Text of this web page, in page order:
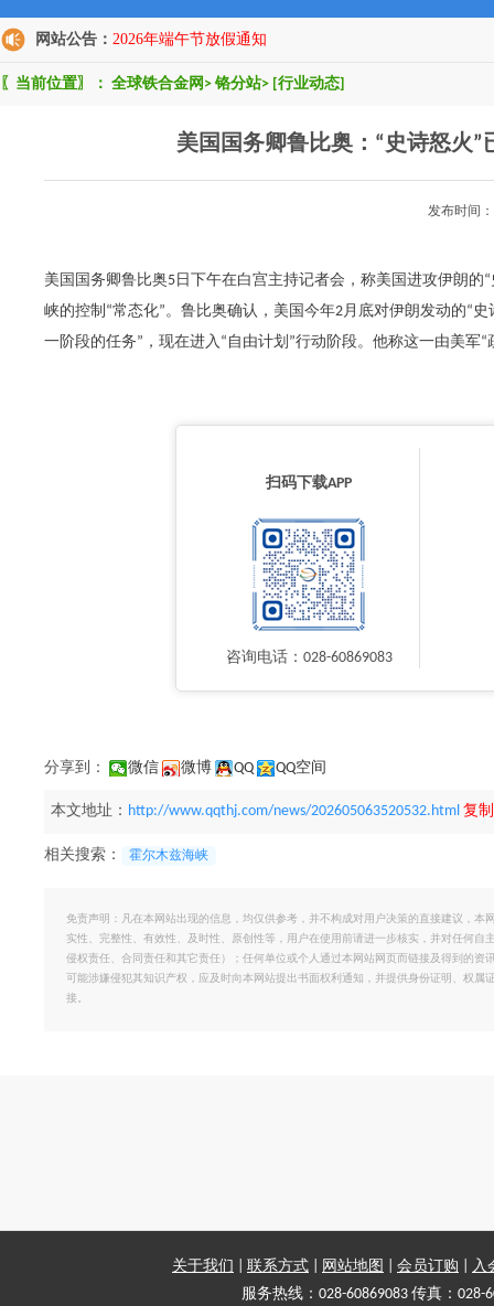
网站公告： 2026年端午节放假通知
〖当前位置〗： 全球铁合金网 > 铬分站> [行业动态]
美国国务卿鲁比奥：“史诗怒火”
发布时间
美国国务卿鲁比奥5日下午在白宫主持记者会，称美国进攻伊朗
峡的控制“常态化”。鲁比奥确认，美国今年2月底对伊朗发动的“
一阶段的任务”，现在进入“自由计划”行动阶段。他称这一由美军
扫码下载APP
咨询电话：028-60869083
分享到： 微信 微博 QQ QQ空间
本文地址： http://www.qqthj.com/news/202605063520532.html 复
相关搜索： 霍尔木兹海峡
免责声明：凡在本网站出现的信息，均仅供参考，并不构成对用户决策的直接建议，
实性、完整性、有效性、及时性、原创性等，用户在使用前请进一步核实，并对任何
侵权责任、合同责任和其它责任）；任何单位或个人通过本网站网页而链接及得到的
可能涉嫌侵犯其知识产权，应及时向本网站提出书面权利通知，并提供身份证明、权
接。
关于我们 联系方式 网站地图 会员订购
入
服务热线：028-60869083 传真：028-